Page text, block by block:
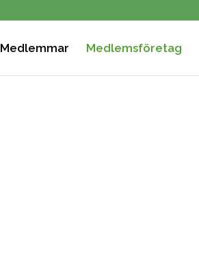
Medlemmar Medlemsföretag